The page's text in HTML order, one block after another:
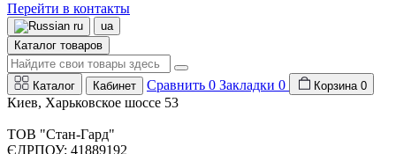
Перейти в контакты
ru
ua
Каталог товаров
Каталог Кабинет Сравнить 0 Закладки 0 Корзина 0
Киев, Харьковское шоссе 53
ТОВ "Стан-Гард"
ЄДРПОУ: 41889192